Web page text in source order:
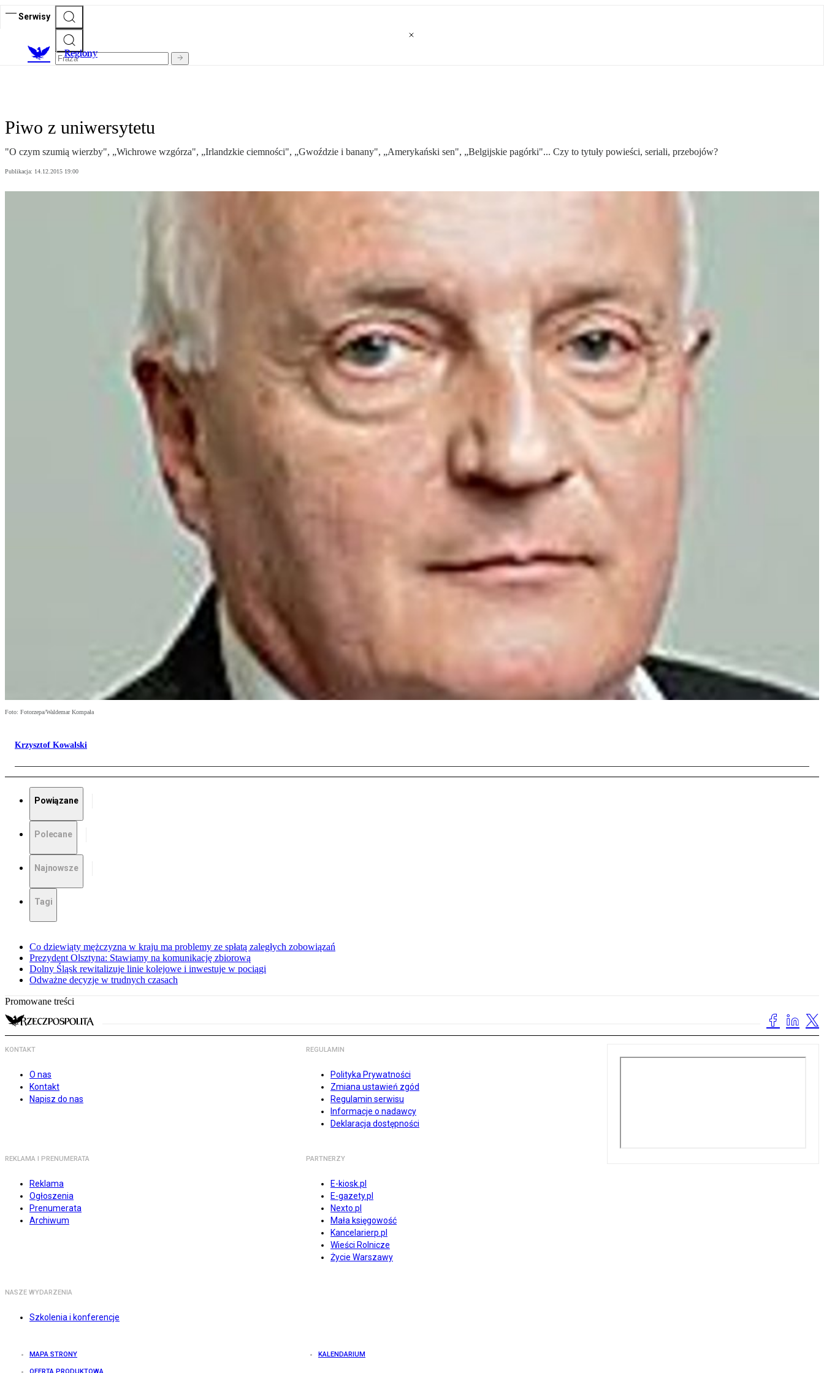
Serwisy
Regiony
Piwo z uniwersytetu
"O czym szumią wierzby", „Wichrowe wzgórza", „Irlandzkie ciemności", „Gwoździe i banany", „Amerykański sen", „Belgijskie pagórki"... Czy to tytuły powieści, seriali, przebojów?
Publikacja: 14.12.2015 19:00
Foto: Fotorzepa/Waldemar Kompała
Krzysztof Kowalski
Powiązane
Polecane
Najnowsze
Tagi
Co dziewiąty mężczyzna w kraju ma problemy ze spłatą zaległych zobowiązań
Prezydent Olsztyna: Stawiamy na komunikację zbiorową
Dolny Śląsk rewitalizuje linie kolejowe i inwestuje w pociągi
Odważne decyzje w trudnych czasach
Promowane treści
KONTAKT
O nas
Kontakt
Napisz do nas
REGULAMIN
Polityka Prywatności
Zmiana ustawień zgód
Regulamin serwisu
Informacje o nadawcy
Deklaracja dostępności
REKLAMA I PRENUMERATA
Reklama
Ogłoszenia
Prenumerata
Archiwum
PARTNERZY
E-kiosk.pl
E-gazety.pl
Nexto.pl
Mała księgowość
Kancelarierp.pl
Wieści Rolnicze
Życie Warszawy
NASZE WYDARZENIA
Szkolenia i konferencje
MAPA STRONY KALENDARIUM